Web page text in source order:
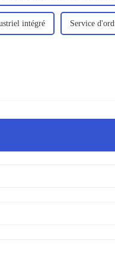
intégré Service